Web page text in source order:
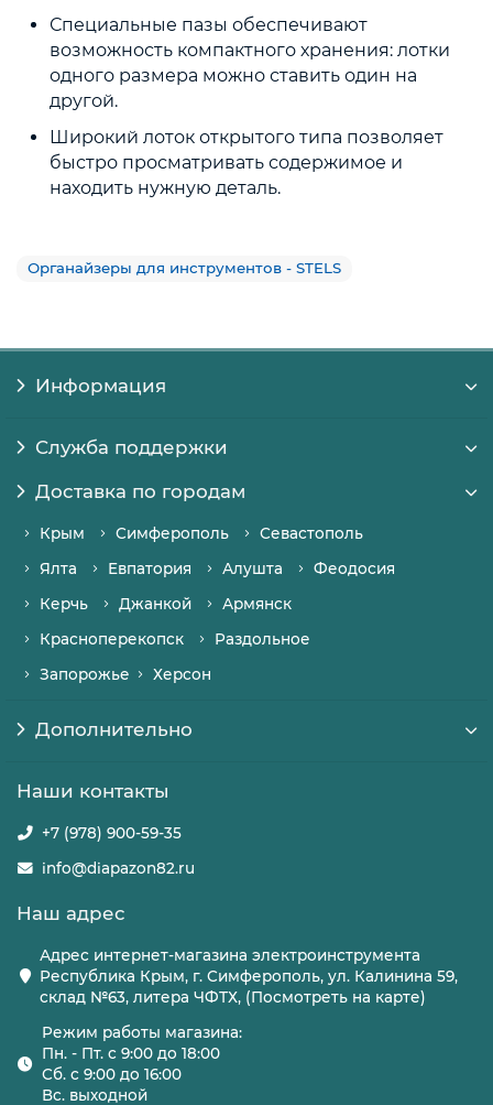
Специальные пазы обеспечивают
возможность компактного хранения: лотки
одного размера можно ставить один на
другой.
Широкий лоток открытого типа позволяет
быстро просматривать содержимое и
находить нужную деталь.
Органайзеры для инструментов - STELS
Информация
Служба поддержки
Доставка по городам
Крым Симферополь
Севастополь
Ялта
Евпатория Алушта
Феодосия
Керчь
Джанкой
Армянск
Красноперекопск
Раздольное
Запорожье
Херсон
Дополнительно
Наши контакты
+7 (978) 900-59-35
info@diapazon82.ru
Наш адрес
Адрес интернет-магазина электроинструмента
Республика Крым, г. Симферополь, ул. Калинина 59,
склад №63, литера ЧФТХ, (Посмотреть на карте)
Режим работы магазина:
Пн. - Пт. с 9:00 до 18:00
Сб. с 9:00 до 16:00
Вс. выходной